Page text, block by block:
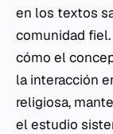
en los textos
comunidad
cómo el
la interacción
religiosa,
el estudio